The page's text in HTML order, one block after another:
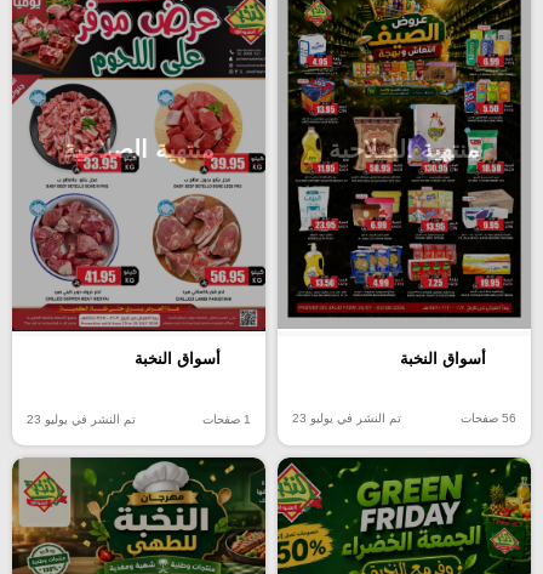
منتهية الصلاحية
أسواق النخبة
56 صفحات تم النشر في يوليو 23
منتهية الصلاحية
أسواق النخبة
1 صفحات تم النشر في يوليو 23